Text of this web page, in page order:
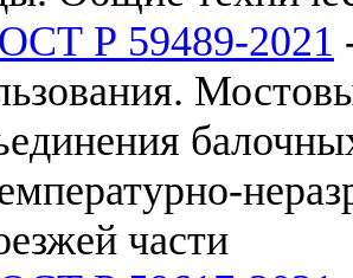
Р 59489-2021
части